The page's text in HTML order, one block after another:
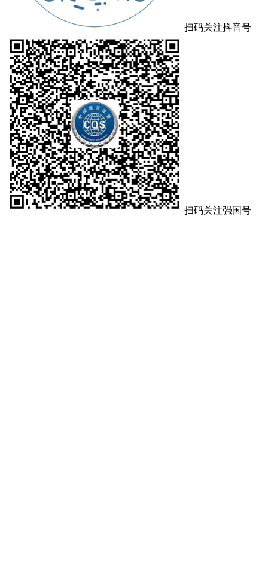
扫码关注抖音号
扫码关注强国号